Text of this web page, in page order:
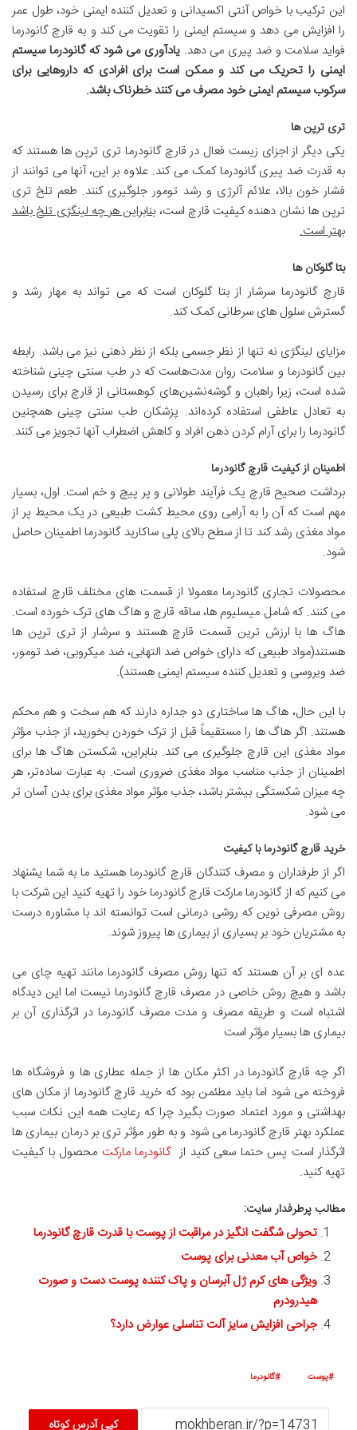
این ترکیب با خواص آنتی اکسیدانی و تعدیل کننده ایمنی خود، طول عمر
را افزایش می دهد و سیستم ایمنی را تقویت می کند و به قارچ گانودرما
فواید سلامت و ضد پیری می دهد.یادآوری می شود که گانودرما سیستم
ایمنی را تحریک می کند و ممکن است برای افرادی که داروهایی برای
سرکوب سیستم ایمنی خود مصرف می کنند خطرناک باشد.
تری ترپن ها
یکی دیگر از اجزای زیست فعال در قارچ گانودرما تری ترپن ها هستند که
به قدرت ضد پیری گانودرما کمک می کند. علاوه بر این، آنها می توانند از
فشار خون بالا، علائم آلرژی و رشد تومور جلوگیری کنند. طعم تلخ تری
ترپن ها نشان دهنده کیفیت قارچ است، بنابراین هر چه لینگژی تلخ باشد
بهتر است.
بتا گلوکان ها
قارچ گانودرما سرشار از بتا گلوکان است که می تواند به مهار رشد و
گسترش سلول های سرطانی کمک کند.
مزایای لینگژی نه تنها از نظر جسمی بلکه از نظر ذهنی نیز می باشد. رابطه
بین گانودرما و سلامت روان مدت‌هاست که در طب سنتی چینی شناخته
شده است، زیرا راهبان و گوشه‌نشین‌های کوهستانی از قارچ برای رسیدن
به تعادل عاطفی استفاده کرده‌اند. پزشکان طب سنتی چینی همچنین
گانودرما را برای آرام کردن ذهن افراد و کاهش اضطراب آنها تجویز می کنند.
اطمینان از کیفیت قارچ گانودرما
برداشت صحیح قارچ یک فرآیند طولانی و پر پیچ و خم است. اول، بسیار
مهم است که آن را به آرامی روی محیط کشت طبیعی در یک محیط پر از
مواد مغذی رشد کند تا از سطح بالای پلی ساکارید گانودرما اطمینان حاصل
شود.
محصولات تجاری گانودرما معمولا از قسمت های مختلف قارچ استفاده
می کنند. که شامل میسلیوم ها، ساقه قارچ و هاگ های ترک خورده است.
هاگ ها با ارزش ترین قسمت قارچ هستند و سرشار از تری ترپن ها
هستند(مواد طبیعی که دارای خواص ضد التهابی، ضد میکروبی، ضد تومور،
ضد ویروسی و تعدیل کننده سیستم ایمنی هستند).
با این حال، هاگ ها ساختاری دو جداره دارند که هم سخت و هم محکم
هستند. اگر هاگ ها را مستقیماً قبل از ترک خوردن بخورید، از جذب مؤثر
مواد مغذی این قارچ جلوگیری می کند. بنابراین، شکستن هاگ ها برای
اطمینان از جذب مناسب مواد مغذی ضروری است. به عبارت ساده‌تر، هر
چه میزان شکستگی بیشتر باشد، جذب مؤثر مواد مغذی برای بدن آسان تر
می شود.
خرید قارچ گانودرما با کیفیت
اگر از طرفداران و مصرف کنندگان قارچ گانودرما هستید ما به شما یشنهاد
می کنیم که از گانودرما مارکت قارچ گانودرما خود را تهیه کنید این شرکت با
روش مصرفی نوین که روشی درمانی است توانسته اند با مشاوره درست
به مشتریان خود بر بسیاری از بیماری ها پیروز شوند.
عده ای بر آن هستند که تنها روش مصرف گانودرما مانند تهیه چای می
باشد و هیچ روش خاصی در مصرف قارچ گانودرما نیست اما این دیدگاه
اشتباه است و طریقه مصرف و مدت مصرف گانودرما در اثرگذاری آن بر
بیماری ها بسیار مؤثر است
اگر چه قارچ گانودرما در اکثر مکان ها از جمله عطاری ها و فروشگاه ها
فروخته می شود اما باید مطئمن بود که خرید قارچ گانودرما از مکان های
بهداشتی و مورد اعتماد صورت بگیرد چرا که رعایت همه این نکات سبب
عملکرد بهتر قارچ گانودرما می شود و به طور مؤثر تری بر درمان بیماری ها
اثرگذار است پس حتما سعی کنید ازگانودرما مارکت محصول با کیفیت
تهیه کنید.
مطالب پرطرفدار سایت:
تحولی شگفت انگیز در مراقبت از پوست با قدرت قارچ گانودرما
خواص آب معدنی برای پوست
ویژگی های کرم ژل آبرسان و پاک کننده پوست دست و صورت
هیدرودرم
جراحی افزایش سایز آلت تناسلی عوارض دارد؟
پوست گانودرما
کپی آدرس کوتاه